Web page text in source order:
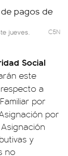
jueves. C5N
Social
este
a
por
por
y
no